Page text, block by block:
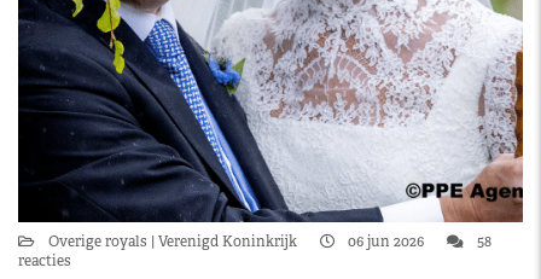
Overige royals Verenigd Koninkrijk 06 jun 2026
58
reacties